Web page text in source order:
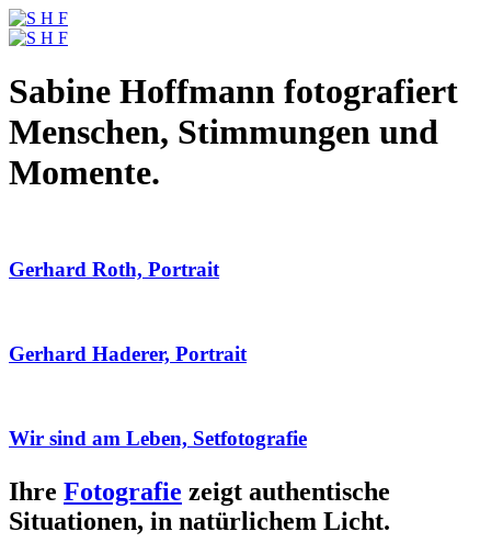
Sabine Hoffmann fotografiert
Menschen, Stimmungen und
Momente.
Gerhard Roth, Portrait
Gerhard Haderer, Portrait
Wir sind am Leben, Setfotografie
Ihre Fotografie zeigt authentische
Situationen, in natürlichem Licht.